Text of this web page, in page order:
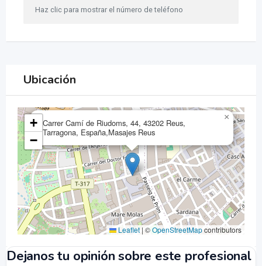
Haz clic para mostrar el número de teléfono
Ubicación
Carrer Camí de Riudoms, 44, 43202 Reus,
Tarragona, España,Masajes Reus
×
+
−
Leaflet | ©OpenStreetMapcontributors
Dejanos tu opinión sobre este profesional